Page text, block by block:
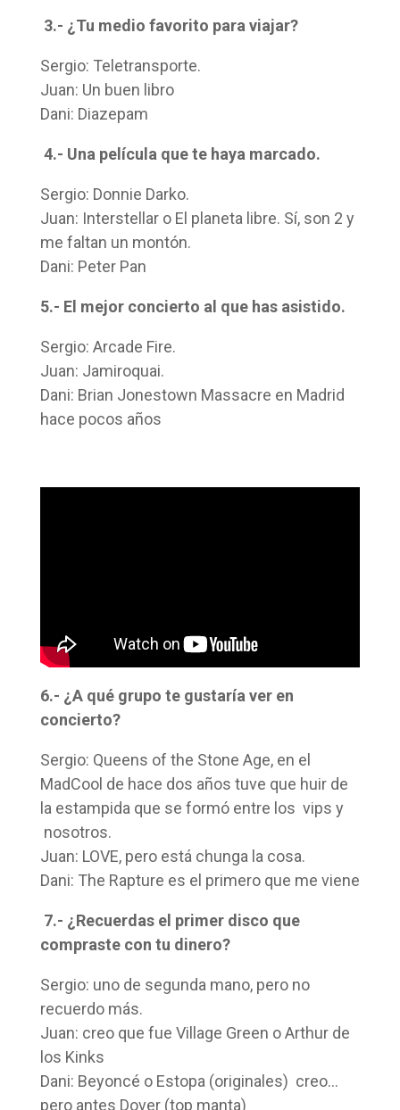
3.- ¿Tu medio favorito para viajar?
Sergio: Teletransporte.
Juan: Un buen libro
Dani: Diazepam
4.- Una película que te haya marcado.
Sergio: Donnie Darko.
Juan: Interstellar o El planeta libre. Sí, son 2 y
me faltan un montón.
Dani: Peter Pan
5.- El mejor concierto al que has asistido.
Sergio: Arcade Fire.
Juan: Jamiroquai.
Dani: Brian Jonestown Massacre en Madrid
hace pocos años
6.- ¿A qué grupo te gustaría ver en
concierto?
Sergio: Queens of the Stone Age, en el
MadCool de hace dos años tuve que huir de
la estampida que se formó entre los vips y
nosotros.
Juan: LOVE, pero está chunga la cosa.
Dani: The Rapture es el primero que me viene
7.- ¿Recuerdas el primer disco que
compraste con tu dinero?
Sergio: uno de segunda mano, pero no
recuerdo más.
Juan: creo que fue Village Green o Arthur de
los Kinks
Dani: Beyoncé o Estopa (originales) creo…
pero antes Dover (top manta)